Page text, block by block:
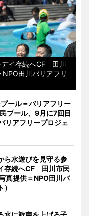
デイ存続へCF 田川
田川バリアフリ
ール＝バリアフリー
プール、9月に7回目
リアフリープロジェ
ら水遊びを見守る参
存続へCF 田川市民
真提供＝NPO田川バ